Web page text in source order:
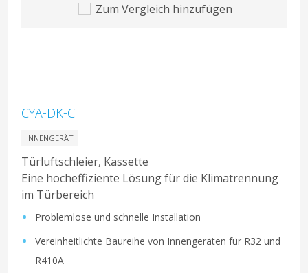
Zum Vergleich hinzufügen
CYA-DK-C
INNENGERÄT
Türluftschleier, Kassette
Eine hocheffiziente Lösung für die Klimatrennung
im Türbereich
Problemlose und schnelle Installation
Vereinheitlichte Baureihe von Innengeräten für R32 und
R410A